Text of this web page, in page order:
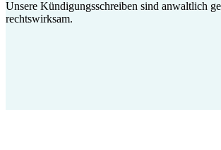
Unsere Kündigungsschreiben sind anwaltlich
rechtswirksam.